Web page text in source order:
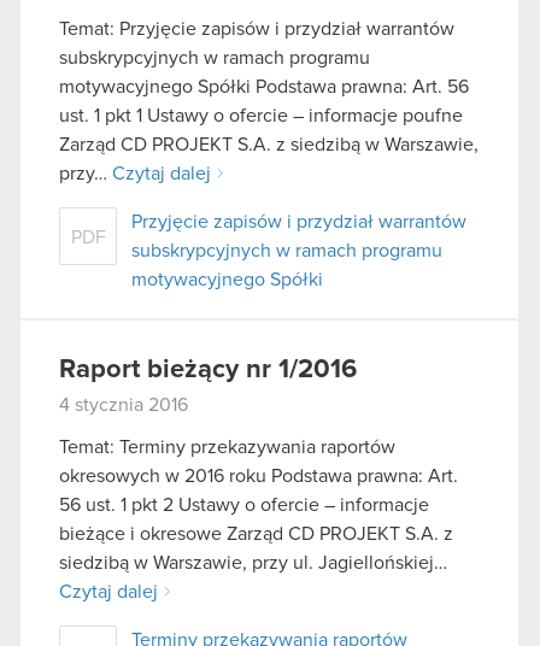
Temat: Przyjęcie zapisów i przydział warrantów
subskrypcyjnych w ramach programu
motywacyjnego Spółki Podstawa prawna: Art. 56
ust. 1 pkt 1 Ustawy o ofercie – informacje poufne
Zarząd CD PROJEKT S.A. z siedzibą w Warszawie,
przy… Czytaj dalej
PDF
Przyjęcie zapisów i przydział warrantów
subskrypcyjnych w ramach programu
motywacyjnego Spółki
Raport bieżący nr 1/2016
4 stycznia 2016
Temat: Terminy przekazywania raportów
okresowych w 2016 roku Podstawa prawna: Art.
56 ust. 1 pkt 2 Ustawy o ofercie – informacje
bieżące i okresowe Zarząd CD PROJEKT S.A. z
siedzibą w Warszawie, przy ul. Jagiellońskiej…
Czytaj dalej
Terminy przekazywania raportów